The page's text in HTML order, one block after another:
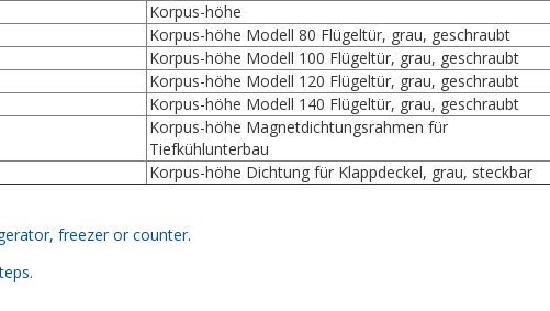
Korpus-höhe
Korpus-höhe Modell 80 Flügeltür, grau, geschraubt
Korpus-höhe Modell 100 Flügeltür, grau, geschraubt
Korpus-höhe Modell 120 Flügeltür, grau, geschraubt
Korpus-höhe Modell 140 Flügeltür, grau, geschraubt
Korpus-höhe Magnetdichtungsrahmen für
Tiefkühlunterbau
Korpus-höhe Dichtung für Klappdeckel, grau, steckbar
freezer or counter.